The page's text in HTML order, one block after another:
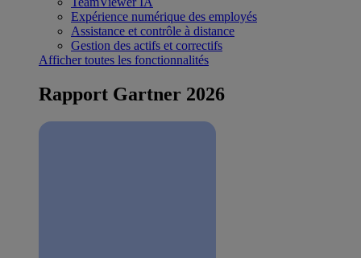
Expérience numérique des employés
Assistance et contrôle à distance
Gestion des actifs et correctifs
Afficher toutes les fonctionnalités
Rapport Gartner 2026